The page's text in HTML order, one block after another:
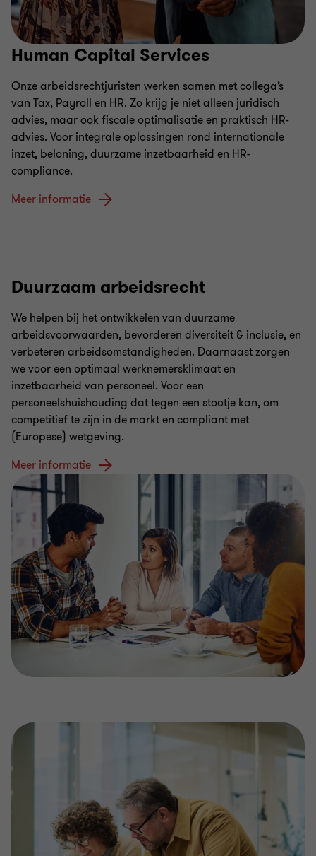
Human Capital Services
Onze arbeidsrechtjuristen werken samen met collega’s
van Tax, Payroll en HR. Zo krijg je niet alleen juridisch
advies, maar ook fiscale optimalisatie en praktisch HR-
advies. Voor integrale oplossingen rond internationale
inzet, beloning, duurzame inzetbaarheid en HR-
compliance.
Meer informatie
Duurzaam arbeidsrecht
We helpen bij het ontwikkelen van duurzame
arbeidsvoorwaarden, bevorderen diversiteit & inclusie, en
verbeteren arbeidsomstandigheden. Daarnaast zorgen
we voor een optimaal werknemersklimaat en
inzetbaarheid van personeel. Voor een
personeelshuishouding dat tegen een stootje kan, om
competitief te zijn in de markt en compliant met
(Europese) wetgeving.
Meer informatie